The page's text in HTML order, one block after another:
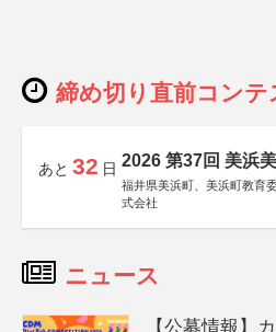
締め切り直前コンテ
あと 32 日 2026 第37回 美浜
福井県美浜町、美浜町教育
式会社
ニュース
【公募情報】